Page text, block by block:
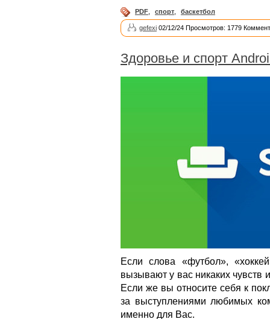
PDF спорт баскетбол
gefexi 02/12/24 Просмотров: 1779
Здоровье и спорт
Если слова «футбол»,
вызывают у вас никаких чувств
Если же вы относите себя к
за выступлениями любимых
именно для Вас.